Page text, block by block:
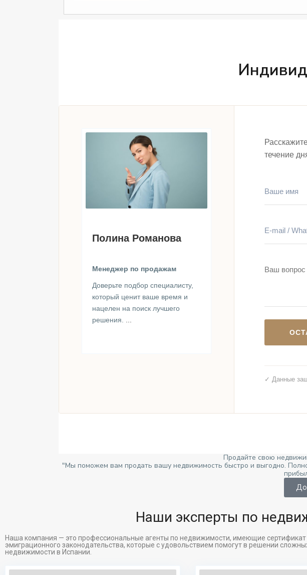
Полина Романова
Менеджер по продажам
Доверьте подбор специалисту,
который ценит ваше время и
нацелен на поиск лучшего
решения.
течение
✓ Данные
Продайте свою
"Мы поможем вам продать вашу недвижимость быстро и выгодно.
Наши эксперты по
Наша компания — это профессиональные агенты по недвижимости, имеющие
эмиграционного законодательства, которые с удовольствием помогут в решении
недвижимости в Испании.